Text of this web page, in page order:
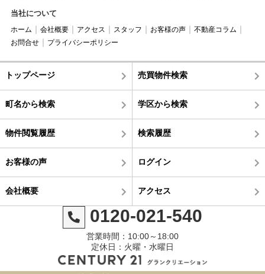
当社について
ホーム 会社概要 アクセス スタッフ お客様の声
不動産コラム
お問合せ
プライバシーポリシー
トップページ 売買物件検索
町名から検索 学区から検索
物件閲覧履歴 検索履歴
お客様の声 ログイン
会社概要 アクセス
0120-021-540
営業時間：10:00～18:00
定休日：火曜・水曜日